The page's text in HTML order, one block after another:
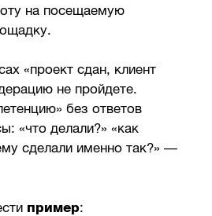
на посещаемую
«проект сдан, клиент
не пройдете.
без ответов
«что делали?» «как
сделали именно так?» —
пример: